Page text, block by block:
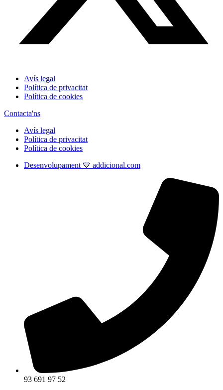
Avís legal
Política de privacitat
Política de cookies
Contacta'ns
Avís legal
Política de privacitat
Política de cookies
Desenvolupament 💙 addicional.com
93 691 97 52